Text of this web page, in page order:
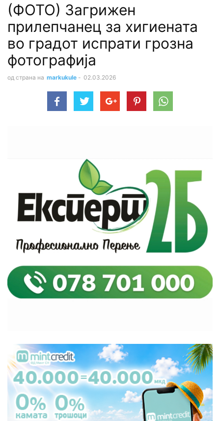
(ФОТО) Загрижен
прилепчанец за хигиената
во градот испрати грозна
фотографија
од страна на markukule - 02.03.2026